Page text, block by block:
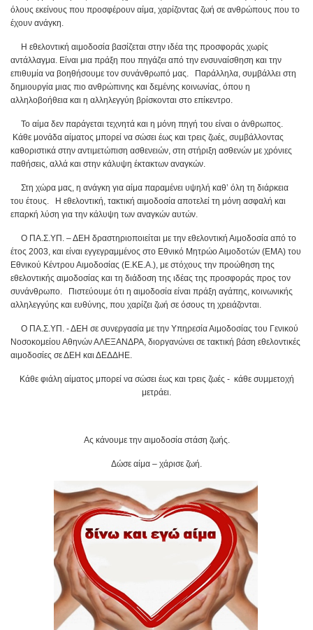
όλους εκείνους που προσφέρουν αίμα, χαρίζοντας ζωή σε ανθρώπους που το
έχουν ανάγκη.
Η εθελοντική αιμοδοσία βασίζεται στην ιδέα της προσφοράς χωρίς
αντάλλαγμα. Είναι μια πράξη που πηγάζει από την ενσυναίσθηση και την
επιθυμία να βοηθήσουμε τον συνάνθρωπό μας. Παράλληλα, συμβάλλει στη
δημιουργία μιας πιο ανθρώπινης και δεμένης κοινωνίας, όπου η
αλληλοβοήθεια και η αλληλεγγύη βρίσκονται στο επίκεντρο.
Το αίμα δεν παράγεται τεχνητά και η μόνη πηγή του είναι ο άνθρωπος.
Κάθε μονάδα αίματος μπορεί να σώσει έως και τρεις ζωές, συμβάλλοντας
καθοριστικά στην αντιμετώπιση ασθενειών, στη στήριξη ασθενών με χρόνιες
παθήσεις, αλλά και στην κάλυψη έκτακτων αναγκών.
Στη χώρα μας, η ανάγκη για αίμα παραμένει υψηλή καθ’ όλη τη διάρκεια
του έτους. Η εθελοντική, τακτική αιμοδοσία αποτελεί τη μόνη ασφαλή και
επαρκή λύση για την κάλυψη των αναγκών αυτών.
Ο ΠΑ.Σ.ΥΠ. – ΔΕΗ δραστηριοποιείται με την εθελοντική Αιμοδοσία από το
έτος 2003, και είναι εγγεγραμμένος στο Εθνικό Μητρώο Αιμοδοτών (ΕΜΑ) του
Εθνικού Κέντρου Αιμοδοσίας (Ε.ΚΕ.Α.), με στόχους την προώθηση της
εθελοντικής αιμοδοσίας και τη διάδοση της ιδέας της προσφοράς προς τον
συνάνθρωπο. Πιστεύουμε ότι η αιμοδοσία είναι πράξη αγάπης, κοινωνικής
αλληλεγγύης και ευθύνης, που χαρίζει ζωή σε όσους τη χρειάζονται.
Ο ΠΑ.Σ.ΥΠ. - ΔΕΗ σε συνεργασία με την Υπηρεσία Αιμοδοσίας του Γενικού
Νοσοκομείου Αθηνών ΑΛΕΞΑΝΔΡΑ, διοργανώνει σε τακτική βάση εθελοντικές
αιμοδοσίες σε ΔΕΗ και ΔΕΔΔΗΕ.
Κάθε φιάλη αίματος μπορεί να σώσει έως και τρεις ζωές - κάθε συμμετοχή
μετράει.
Ας κάνουμε την αιμοδοσία στάση ζωής.
Δώσε αίμα – χάρισε ζωή.